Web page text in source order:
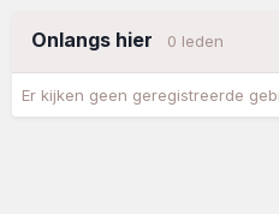
Onlangs hier 0 leden
Er kijken geen geregistreerde